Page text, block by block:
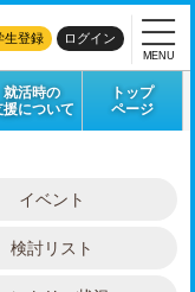
生登録 ログイン
就活時の
援について
トップ
ページ
MENU
イベント
検討リスト